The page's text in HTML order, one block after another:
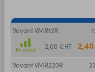
Voyant VMR12R
En stock 2,00 €HT
Voyant VMR220R